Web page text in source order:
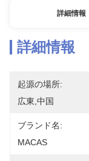
詳細情報
詳細情報
起源の場所:
広東,中国
ブランド名:
MACAS